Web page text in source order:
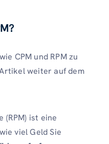
CPM und RPM zu
weiter auf dem
(RPM) ist eine
viel Geld Sie